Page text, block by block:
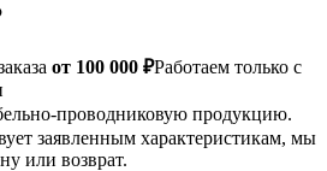
от 100 000 ₽Работаем только с
проводниковую продукцию.
заявленным характеристикам, мы
или возврат.